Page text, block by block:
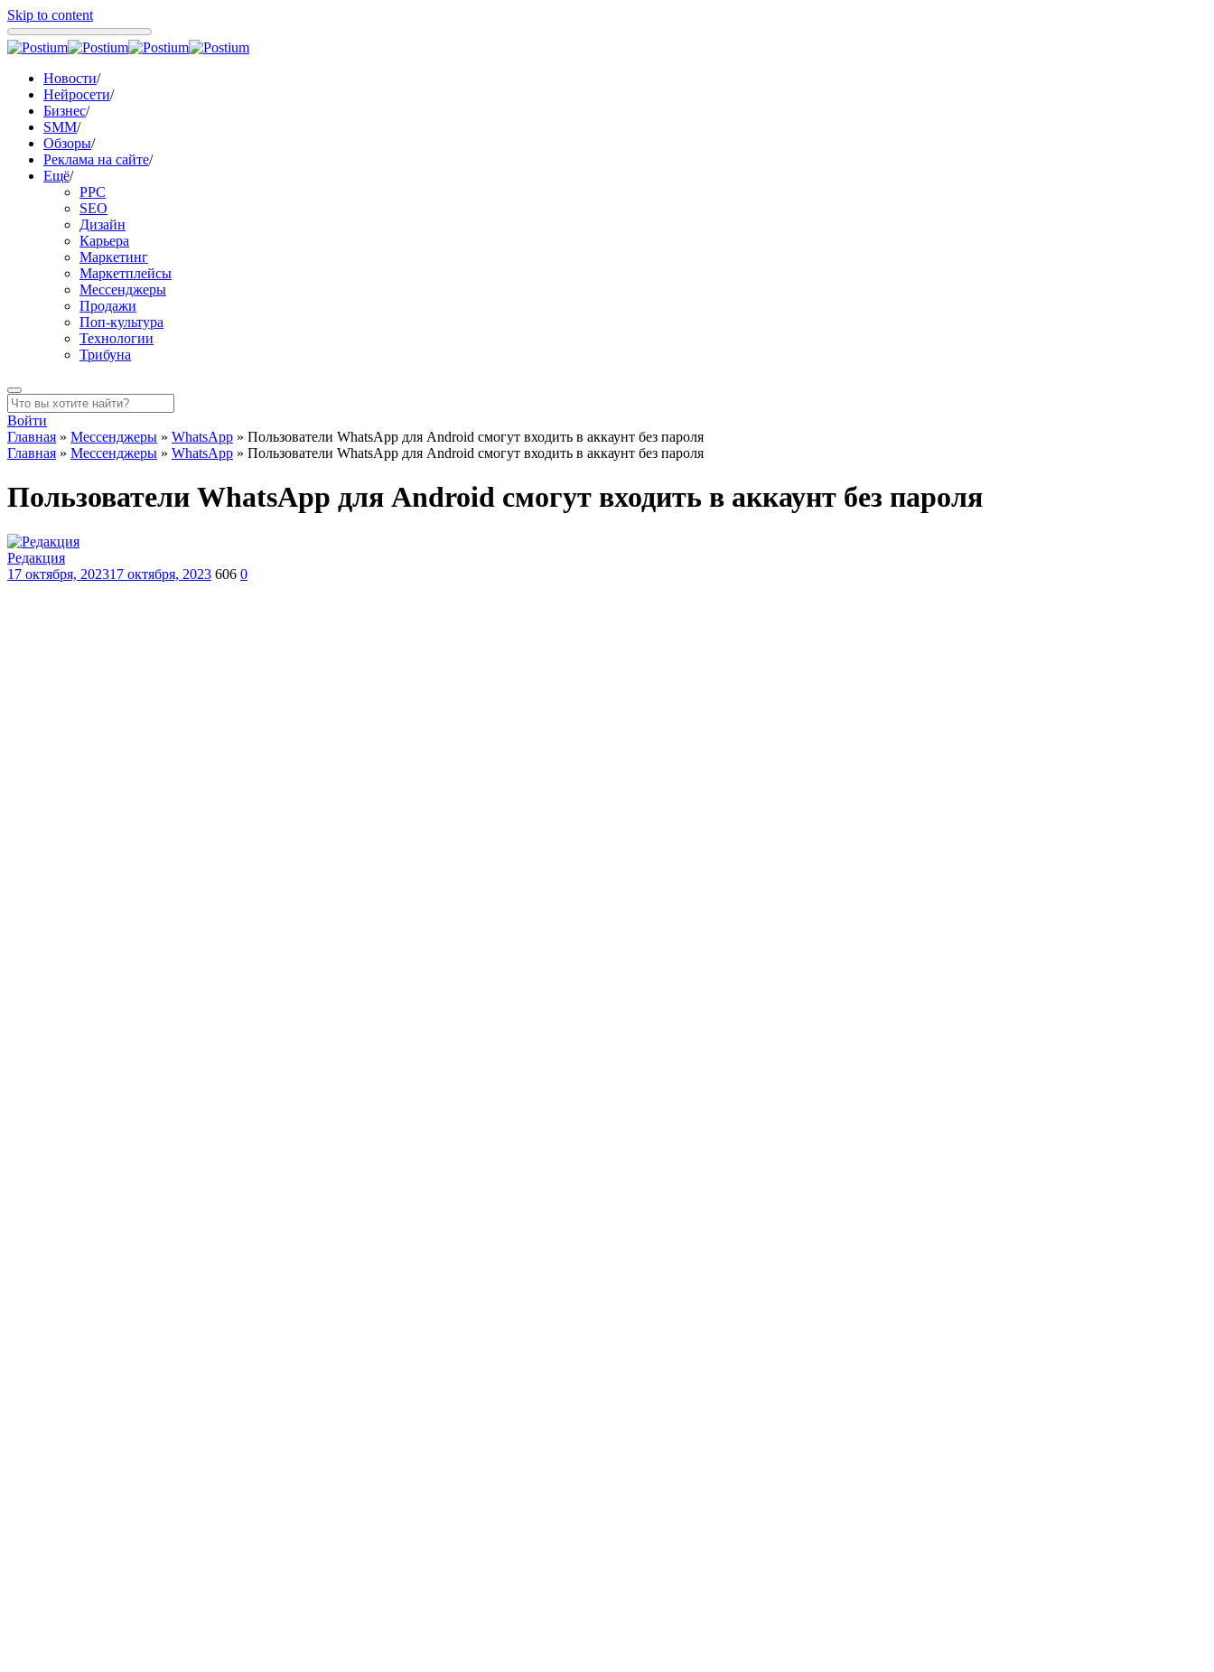
Skip to content
Новости/
Нейросети/
Бизнес/
SMM/
Обзоры/
Реклама на сайте/
Ещё/
PPC
SEO
Дизайн
Карьера
Маркетинг
Маркетплейсы
Мессенджеры
Продажи
Поп-культура
Технологии
Трибуна
Войти
Главная » Мессенджеры » WhatsApp » Пользователи WhatsApp для Android смогут входить в аккаунт без пароля
Главная » Мессенджеры » WhatsApp » Пользователи WhatsApp для Android смогут входить в аккаунт без пароля
Пользователи WhatsApp для Android смогут входить в аккаунт без пароля
Редакция
17 октября, 202317 октября, 2023 606 0